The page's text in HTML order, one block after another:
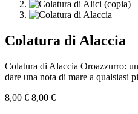
Colatura di Alaccia
Colatura di Alaccia Oroazzurro:
dare una nota di mare a qualsiasi
8,00 € 8,00€